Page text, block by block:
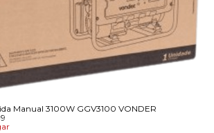
Manual 3100W GGV3100 VONDER